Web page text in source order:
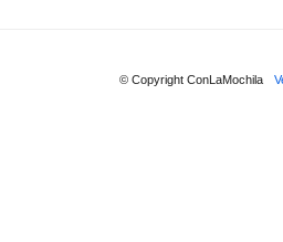
© Copyright ConLaMochila